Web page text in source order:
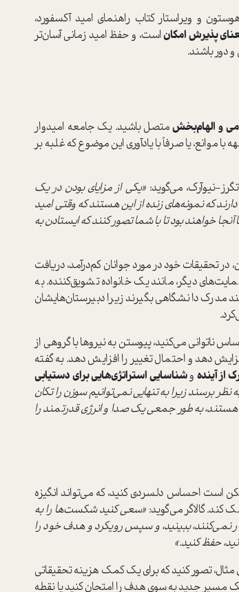
و ویراستار کتاب راهنمای امید آکسفورد،
پذیرش امکاناست، و حفظ امید زمانی آسان‌تر
دور باشند.
و الهام‌بخشمتصل باشید. یک جامعه امیدوار
موانع، یا صرفاً با یادآوری این موضوع که غلبه بر
نیوآرک، می‌گوید:«یکی از مزایای بودن در یک
که نمونه‌های زنده از این هستند که وقتی امید
خواهند بود تا با شما تصور کنند که ایستادن به
تحقیقات خود در مورد جوانان کم‌درآمد، دریافت
دیگر، مانند یک خانواده تشویق‌کننده. به
مدرک دانشگاهی بگیرند زیرا دبیرستان‌هایشان
ناتوانی می‌کنید، پیوستن به نیروها با گروهی از
دهد و احتمال تغییر را افزایش دهد. به گفته
از آینده وشناسایی استراتژی‌هایی برای دستیابی
برسند زیرا به تنهایی نمی‌توانیم سوزن را تکان
هستند، به طور جمعی یک صدا و انرژی قدرتمند را
احساس دلسردی کنید، که می‌تواند انگیزه
کند. گالاگر می‌گوید: «سعی کنید شکست‌ها را به
نمی‌کنند، ببینید، و سپس رویکرد و هدف خود را
حفظ کنید.»
تصور کنید که برای یک کمک هزینه تحقیقاتی
مسیر جدید به سوی هدف را امتحان کنید یا نقطه